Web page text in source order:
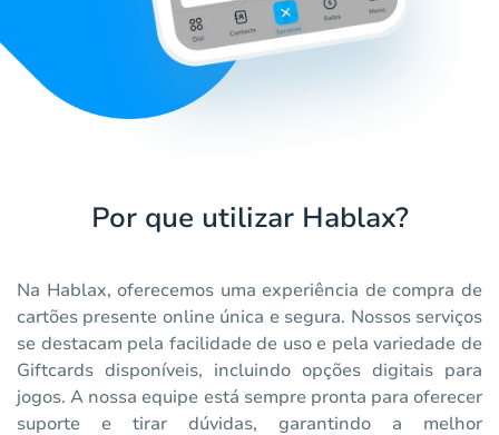
Por que utilizar Hablax?
Na Hablax, oferecemos uma experiência de compra de
cartões presente online única e segura. Nossos serviços
se destacam pela facilidade de uso e pela variedade de
Giftcards disponíveis, incluindo opções digitais para
jogos. A nossa equipe está sempre pronta para oferecer
suporte e tirar dúvidas, garantindo a melhor